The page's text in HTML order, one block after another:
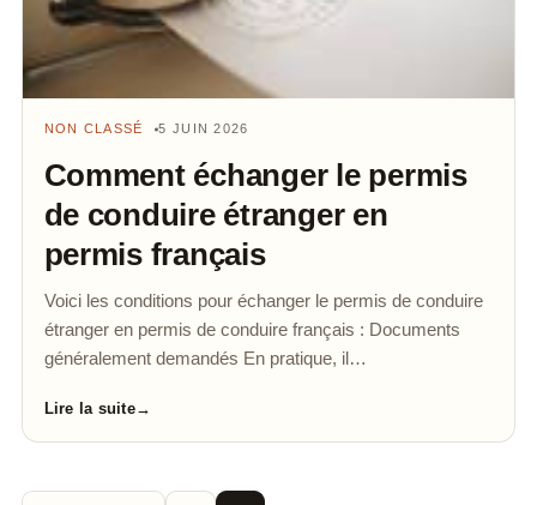
NON CLASSÉ 5 JUIN 2026
Comment échanger le permis
de conduire étranger en
permis français
Voici les conditions pour échanger le permis de conduire
étranger en permis de conduire français : Documents
généralement demandés En pratique, il…
Lire la suite→